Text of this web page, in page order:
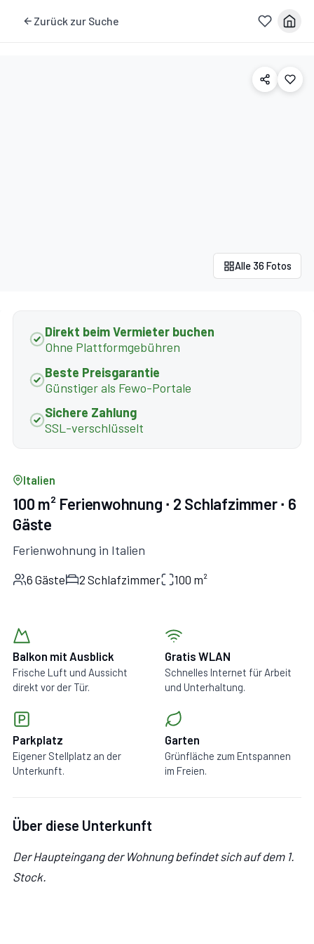
Zurück zur Suche
Alle 36 Fotos
Direkt beim Vermieter buchen
Ohne Plattformgebühren
Beste Preisgarantie
Günstiger als Fewo-Portale
Sichere Zahlung
SSL-verschlüsselt
Italien
100 m² Ferienwohnung ∙ 2 Schlafzimmer ∙ 6
Gäste
Ferienwohnung in Italien
6 Gäste 2 Schlafzimmer 100 m²
Balkon mit Ausblick
Frische Luft und Aussicht
direkt vor der Tür.
Gratis WLAN
Schnelles Internet für Arbeit
und Unterhaltung.
Parkplatz
Eigener Stellplatz an der
Unterkunft.
Garten
Grünfläche zum Entspannen
im Freien.
Über diese Unterkunft
Der Haupteingang der Wohnung befindet sich auf dem 1.
Stock.